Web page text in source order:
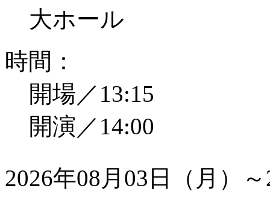
大ホール
時間：
開場／13:15
開演／14:00
2026年08月03日（月）